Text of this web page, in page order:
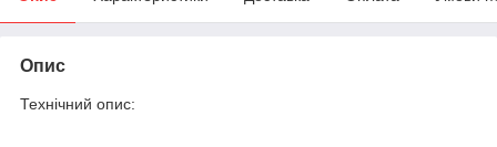
Опис
Технічний опис: